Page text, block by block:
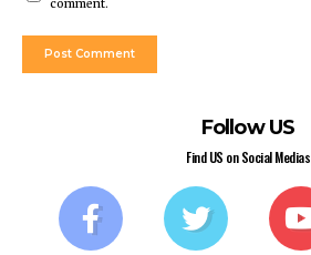
comment.
Follow US
Find US on Social Medias